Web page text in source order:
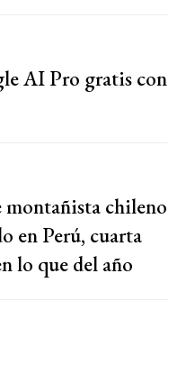
AI Pro gratis con
montañista chileno
en Perú, cuarta
lo que del año